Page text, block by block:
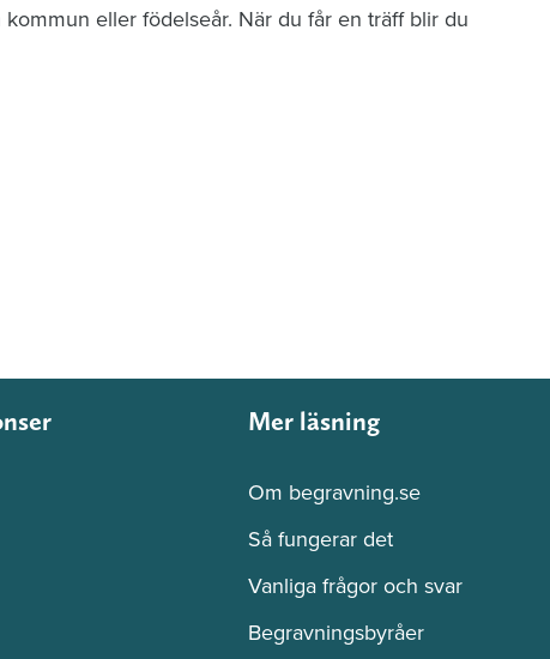
eller födelseår. När du får en träff blir du
Mer läsning
Om begravning.se
Så fungerar det
Vanliga frågor och svar
Begravningsbyråer